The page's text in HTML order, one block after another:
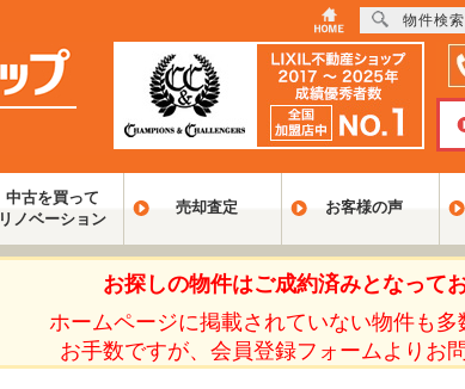
中古を買って
リノベーション
売却査定 お客様の声
お探しの物件はご成約済みとなってお
ホームページに掲載されていない物件も多
お手数ですが、会員登録フォームよりお
物件検索